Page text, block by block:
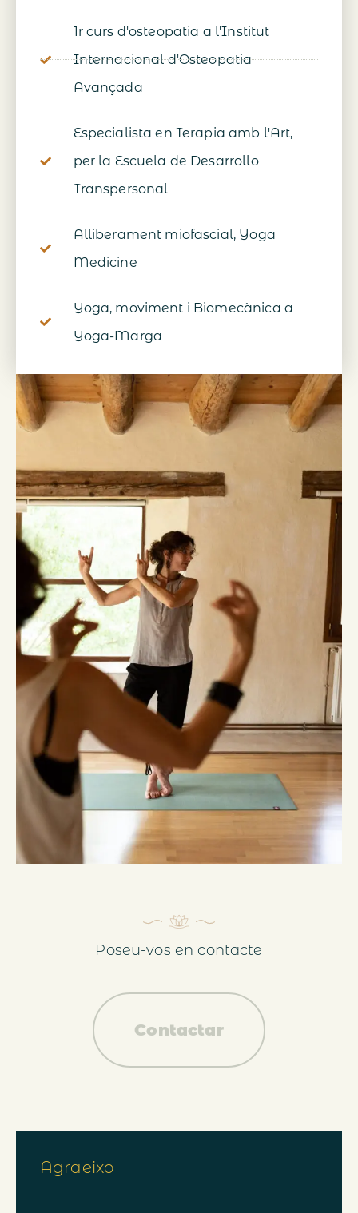
Poseu-vos en contacte
Contactar
1r curs d'osteopatia a l'Institut
Internacional d'Osteopatia
Avançada
Especialista en Terapia amb l'Art,
per la Escuela de Desarrollo
Transpersonal
Alliberament miofascial, Yoga
Medicine
Yoga, moviment i Biomecànica a
Yoga-Marga
Agraeixo